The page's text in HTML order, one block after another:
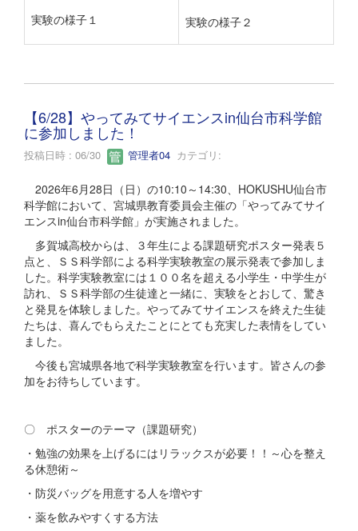
実験の様子１ 実験の様子２
【6/28】やってみてサイエンスin仙台市科学館
に参加しました！
投稿日時 : 06/30 管理者04 カテゴリ:
2026年6月28日（日）の10:10～14:30、HOKUSHU仙台市
科学館において、宮城県教育委員会主催の「やってみてサイ
エンスin仙台市科学館」が実施されました。
多賀城高校からは、３年生による課題研究ポスター発表５
点と、ＳＳ科学部による科学実験教室の展示発表で参加しま
した。科学実験教室には１００名を超える小学生・中学生が
訪れ、ＳＳ科学部の生徒達と一緒に、実験をとおして、驚き
と発見を体験しました。やってみてサイエンスを終えた生徒
たちは、喜んでもらえたことにとても充実した表情をしてい
ました。
今後も宮城県各地で科学実験教室を行います。皆さんの参
加をお待ちしています。
〇 ポスターのテーマ（課題研究）
・勉強の効果を上げるにはリラックスが必要！！～心を整え
る休憩術～
・防災バッグを用意する人を増やす
・薬を飲みやすくする方法